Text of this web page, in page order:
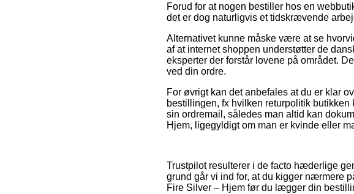
Forud for at nogen bestiller hos en
det er dog naturligvis et tidskrævende
Alternativet kunne måske være at se
af at internet shoppen understøtter de
eksperter der forstår lovene på området.
ved din ordre.
For øvrigt kan det anbefales at du er klar
bestillingen, fx hvilken returpolitik
sin ordremail, således man altid kan
Hjem, ligegyldigt om man er kvinde eller
Trustpilot resulterer i de facto hæderlige
grund går vi ind for, at du kigger nærmere
Fire Silver – Hjem før du lægger din